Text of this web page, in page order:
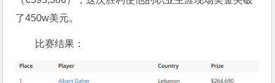
了450w美元。
比赛结果：